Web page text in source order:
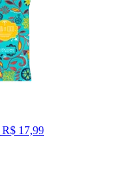
R$ 17,99